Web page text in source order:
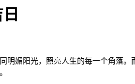
媚阳光，照亮人生的每一个角落